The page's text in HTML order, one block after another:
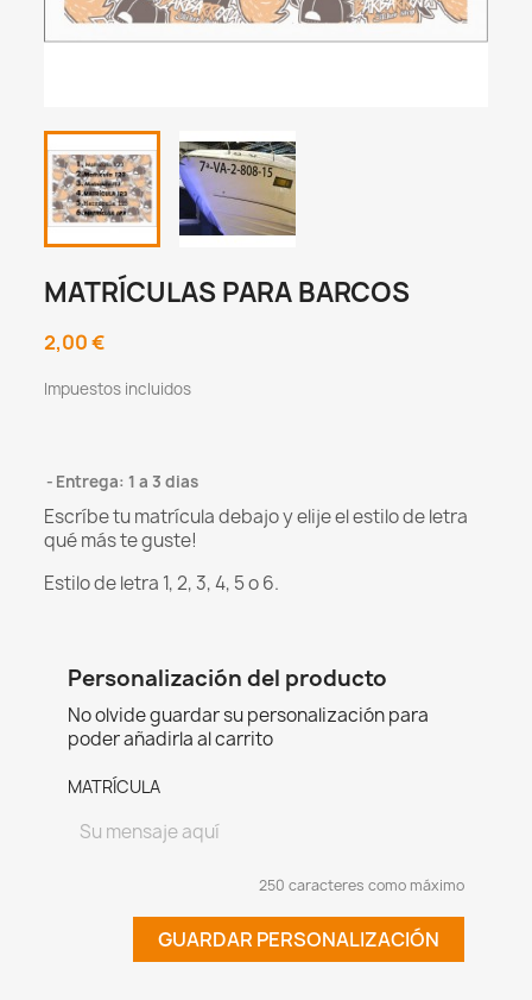
MATRÍCULAS PARA BARCOS
2,00 €
Impuestos incluidos
Entrega: 1 a 3 dias
Escríbe tu matrícula debajo y elije el estilo de letra
qué más te guste!
Estilo de letra 1, 2, 3, 4, 5 o 6.
Personalización del producto
No olvide guardar su personalización para
poder añadirla al carrito
MATRÍCULA
250 caracteres como máximo
GUARDAR PERSONALIZACIÓN